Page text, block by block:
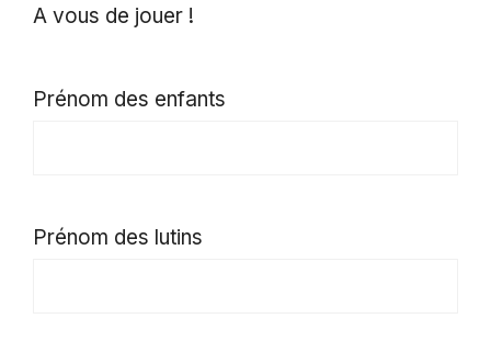
A vous de jouer !
Prénom des enfants
Prénom des lutins